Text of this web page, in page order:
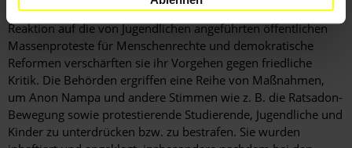
Untersuchungshaft und restriktiven Kautionsauflagen. Als
Reaktion auf die von Jugendlichen angeführten öffentlichen
Massenproteste für Menschenrechte und demokratische
Reformen verschärften sie ihr Vorgehen gegen friedliche
Kritik. Die Behörden ergriffen eine Reihe von Maßnahmen,
um Anon Nampa und andere Stimmen wie z. B. die Ratsadon-
Bewegung sowie protestierende Studierende, Jugendliche und
Kinder zu unterdrücken bzw. zu bestrafen. Sie wurden